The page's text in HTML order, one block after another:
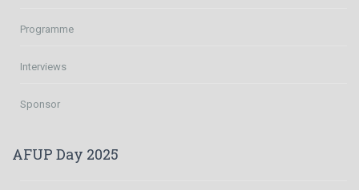
Programme
Interviews
Sponsor
AFUP Day 2025